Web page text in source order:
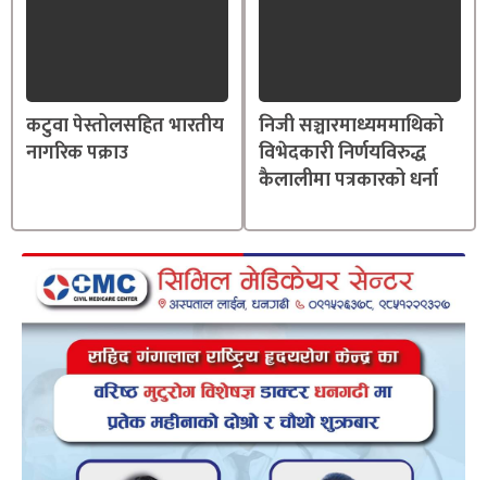
कटुवा पेस्तोलसहित भारतीय
नागरिक पक्राउ
निजी सञ्चारमाध्यममाथिको
विभेदकारी निर्णयविरुद्ध
कैलालीमा पत्रकारको धर्ना